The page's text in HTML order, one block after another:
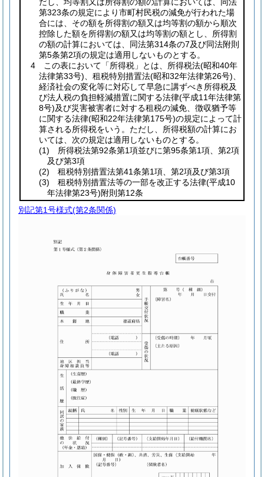
第323条の規定により市町村民税の減免が行われた場
合には、その額を所得割の額又は均等割の額から順次
控除した額を所得割の額又は均等割の額とし、所得割
の額の計算においては、同法第314条の7及び同法附則
第5条第2項の規定は適用しないものとする。
4 この表において「所得税」とは、所得税法(昭和40年
法律第33号) 、租税特別措置法(昭和32年法律第26号)
経済社会の変化等に対応して早急に講ずべき所得税及
び法人税の負担軽減措置に関する法律(平成11年法律第
8号)及び災害被害者に対する租税の減免、徴収猶予等
に関する法律(昭和22年法律第175号)の規定によって計
算される所得税をいう。ただし、所得税額の計算にお
いては、次の規定は適用しないものとする。
(1) 所得税法第92条第1項並びに第95条第1項、第2項
及び第3項
(2) 租税特別措置法第41条第1項、第2項及び第3項
(3) 租税特別措置法等の一部を改正する法律(平成10
年法律第23号)附則第12条
別記第1号様式(第2条関係)